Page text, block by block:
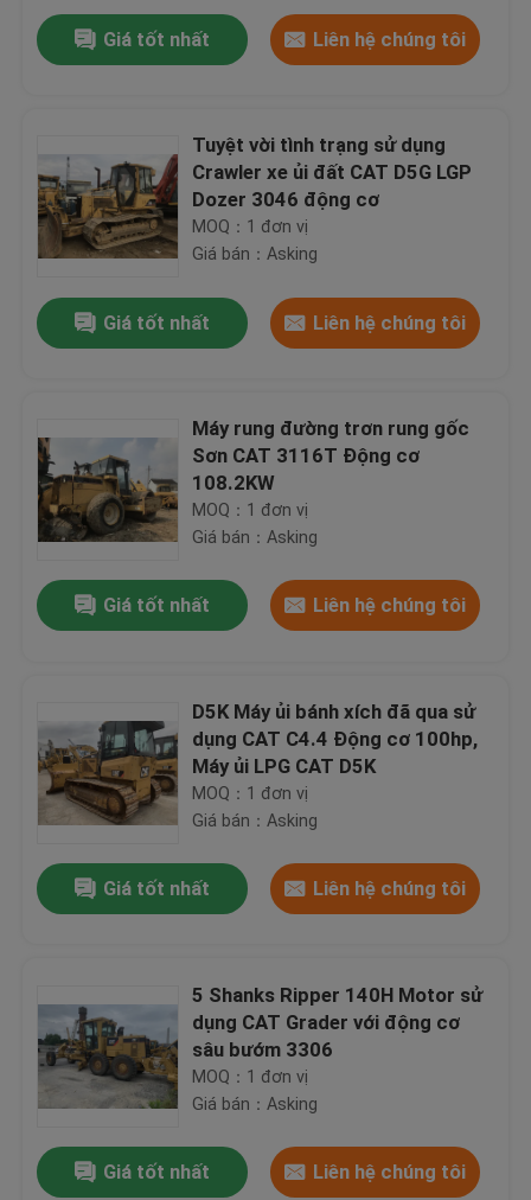
Giá tốt nhất Liên hệ chúng tôi
Tuyệt vời tình trạng sử dụng
Crawler xe ủi đất CAT D5G LGP
Dozer 3046 động cơ
MOQ：1 đơn vị
Giá bán：Asking
Giá tốt nhất Liên hệ chúng tôi
Máy rung đường trơn rung gốc
Sơn CAT 3116T Động cơ
108.2KW
MOQ：1 đơn vị
Giá bán：Asking
Giá tốt nhất Liên hệ chúng tôi
D5K Máy ủi bánh xích đã qua sử
dụng CAT C4.4 Động cơ 100hp,
Máy ủi LPG CAT D5K
MOQ：1 đơn vị
Giá bán：Asking
Giá tốt nhất Liên hệ chúng tôi
5 Shanks Ripper 140H Motor sử
dụng CAT Grader với động cơ
sâu bướm 3306
MOQ：1 đơn vị
Giá bán：Asking
Giá tốt nhất Liên hệ chúng tôi
EC210BLC Máy xúc Volvo thứ hai Volvo D6D Công suất động cơ 0,92cbm
Sơn gốc được sử dụng Máy xúc lật CAT 938G, Bộ tải bánh xích Caterpillar 158HP Công suất động cơ